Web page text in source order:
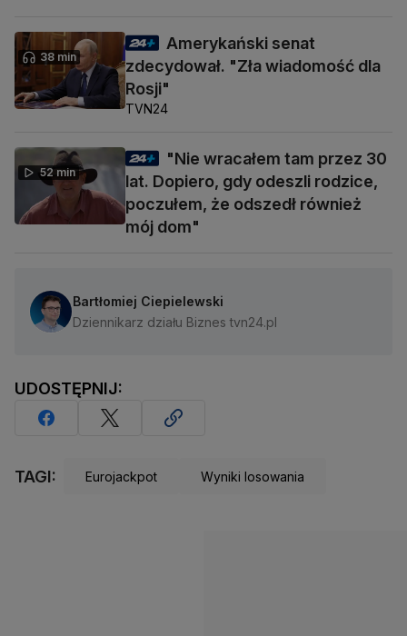
38 min
Amerykański senat
zdecydował. "Zła wiadomość dla
Rosji"
TVN24
52 min
"Nie wracałem tam przez 30
lat. Dopiero, gdy odeszli rodzice,
poczułem, że odszedł również
mój dom"
Bartłomiej Ciepielewski
Dziennikarz działu Biznes tvn24.pl
UDOSTĘPNIJ:
TAGI: Eurojackpot Wyniki losowania